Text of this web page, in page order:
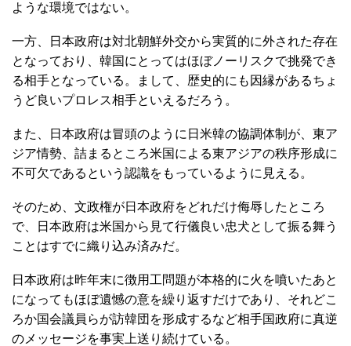
ような環境ではない。
一方、日本政府は対北朝鮮外交から実質的に外された存在
となっており、韓国にとってはほぼノーリスクで挑発でき
る相手となっている。まして、歴史的にも因縁があるちょ
うど良いプロレス相手といえるだろう。
また、日本政府は冒頭のように日米韓の協調体制が、東ア
ジア情勢、詰まるところ米国による東アジアの秩序形成に
不可欠であるという認識をもっているように見える。
そのため、文政権が日本政府をどれだけ侮辱したところ
で、日本政府は米国から見て行儀良い忠犬として振る舞う
ことはすでに織り込み済みだ。
日本政府は昨年末に徴用工問題が本格的に火を噴いたあと
になってもほぼ遺憾の意を繰り返すだけであり、それどこ
ろか国会議員らが訪韓団を形成するなど相手国政府に真逆
のメッセージを事実上送り続けている。